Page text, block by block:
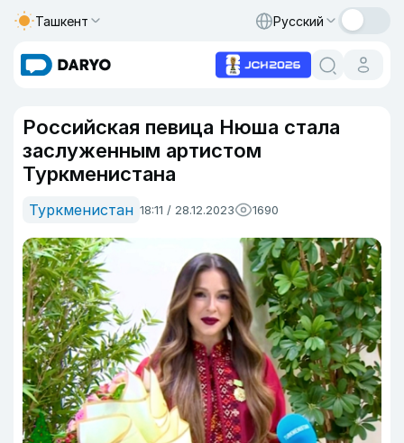
Ташкент Русский
Российская певица Нюша стала
заслуженным артистом
Туркменистана
Туркменистан 18:11 / 28.12.2023 1690